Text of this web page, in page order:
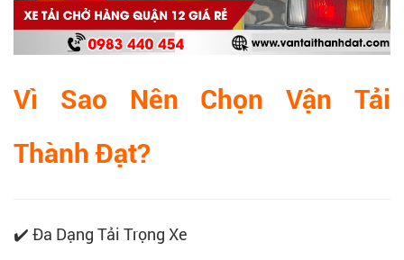
Vì Sao Nên Chọn Vận Tải
Thành Đạt?
✔️ Đa Dạng Tải Trọng Xe